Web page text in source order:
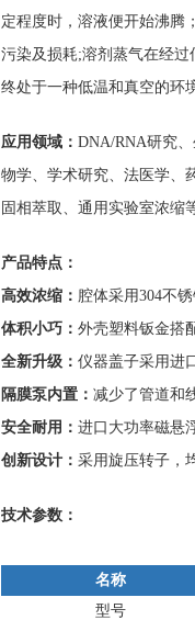
定程度时，溶液便开始沸腾
污染及损耗;溶剂蒸气在经
终处于一种低温和真空的环
应用领域： DNA/RNA研究
物学、学术研究、法医学、
固相萃取、通用实验室浓缩
产品特点：
高效浓缩： 腔体采用304不
体积小巧： 外壳塑料钣金搭
全新升级： 仪器盖子采用进
隔膜泵内置： 减少了管道和
安全耐用： 进口大功率磁悬
创新设计： 采用旋压转子，
技术参数：
名称
型号